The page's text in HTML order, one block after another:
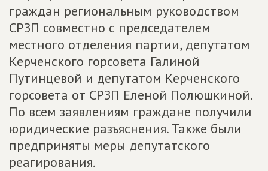
граждан региональным руководством
СРЗП совместно с председателем
местного отделения партии, депутатом
Керченского горсовета Галиной
Путинцевой и депутатом Керченского
горсовета от СРЗП Еленой Полюшкиной.
По всем заявлениям граждане получили
юридические разъяснения. Также были
предприняты меры депутатского
реагирования.